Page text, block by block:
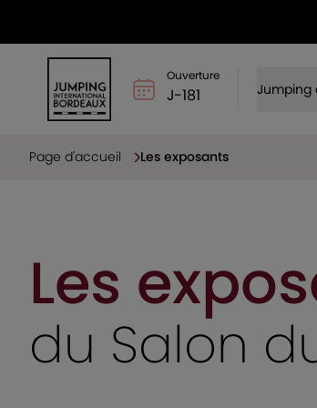
Ouverture
J-181 Jumping
Page d'accueil Les exposants
Les
du Salon